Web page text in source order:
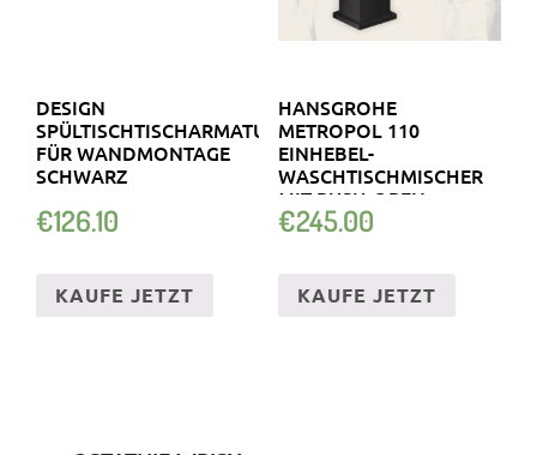
DESIGN
SPÜLTISCHTISCHARMATUR
FÜR WANDMONTAGE
SCHWARZ
€126.10
KAUFE JETZT
HANSGROHE
METROPOL 110
EINHEBEL-
WASCHTISCHMISCHER
MIT PUSH-OPEN
ABLAUFGARNITUR
€245.00
KAUFE JETZT